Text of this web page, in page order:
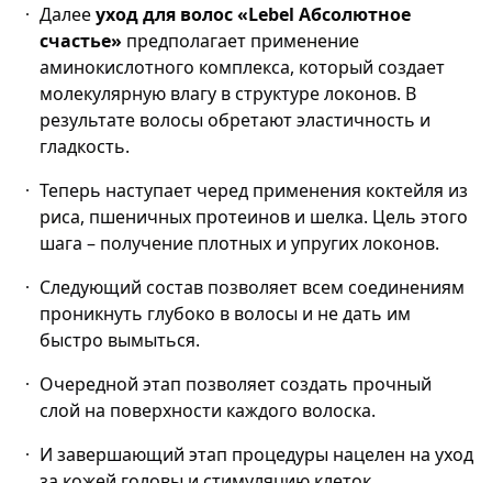
Далееуход для волос «Lebel Абсолютное
счастье» предполагает применение
аминокислотного комплекса, который создает
молекулярную влагу в структуре локонов. В
результате волосы обретают эластичность и
гладкость.
Теперь наступает черед применения коктейля из
риса, пшеничных протеинов и шелка. Цель этого
шага – получение плотных и упругих локонов.
Следующий состав позволяет всем соединениям
проникнуть глубоко в волосы и не дать им
быстро вымыться.
Очередной этап позволяет создать прочный
слой на поверхности каждого волоска.
И завершающий этап процедуры нацелен на уход